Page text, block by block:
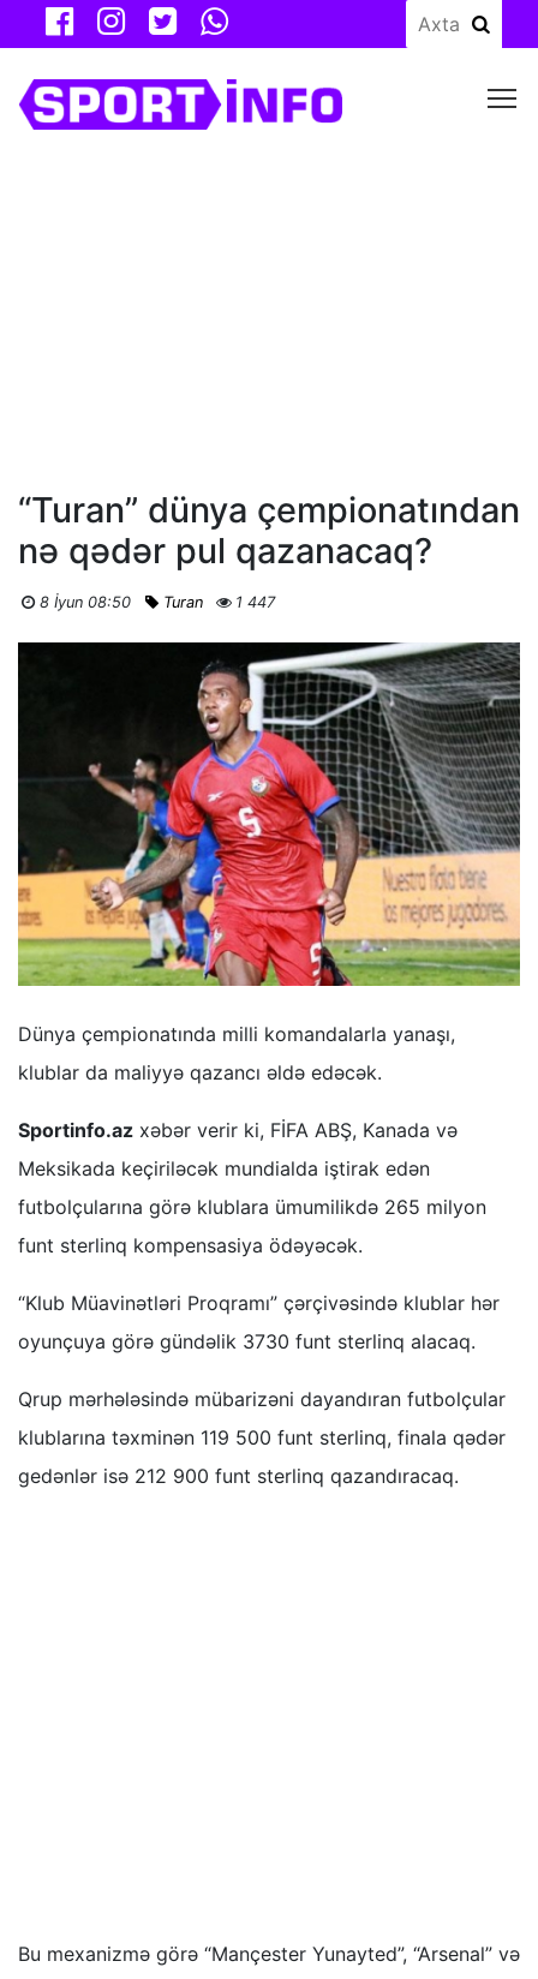
“Turan” dünya çempionatından
nə qədər pul qazanacaq?
8 İyun 08:50 Turan 1 447
Dünya çempionatında milli komandalarla yanaşı,
klublar da maliyyə qazancı əldə edəcək.
Sportinfo.az xəbər verir ki, FİFA ABŞ, Kanada və
Meksikada keçiriləcək mundialda iştirak edən
futbolçularına görə klublara ümumilikdə 265 milyon
funt sterlinq kompensasiya ödəyəcək.
“Klub Müavinətləri Proqramı” çərçivəsində klublar hər
oyunçuya görə gündəlik 3730 funt sterlinq alacaq.
Qrup mərhələsində mübarizəni dayandıran futbolçular
klublarına təxminən 119 500 funt sterlinq, finala qədər
gedənlər isə 212 900 funt sterlinq qazandıracaq.
Bu mexanizmə görə “Mançester Yunayted”, “Arsenal” və